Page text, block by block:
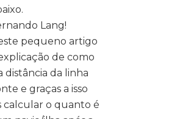
Lang!
pequeno artigo
de como
distância da linha
e graças a isso
calcular o quanto é